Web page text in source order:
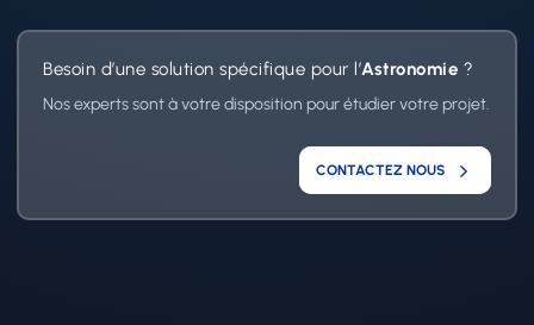
Besoin d’une solution spécifique pour l’Astronomie ?
Nos experts sont à votre disposition pour étudier votre projet.
CONTACTEZ NOUS